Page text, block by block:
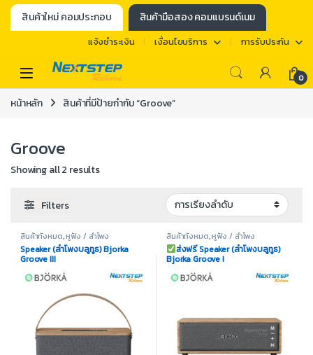
สินค้าใหม่ คอมประกอบ สินค้ามือสอง คอมแบรนด์เนม
แจ้งชำระเงิน เงื่อนไขบริการ การรับประกัน
0
หน้าหลัก สินค้าที่มีป้ายกำกับ “Groove”
Groove
Showing all 2 results
Filters
สินค้าทั้งหมด,หูฟัง / ลำโพง
Speaker (ลำโพงบลูทูธ) Bjorka
Groove III
สินค้าทั้งหมด,หูฟัง / ลำโพง
ส่งฟรี Speaker (ลำโพงบลูทูธ)
Bjorka Groove I